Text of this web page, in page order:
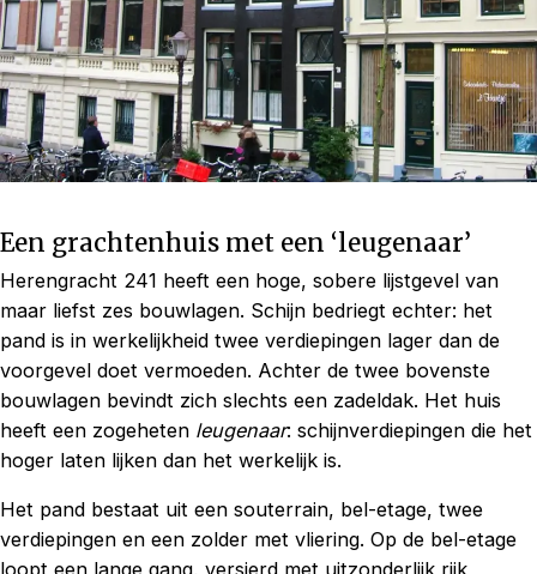
Een grachtenhuis met een ‘leugenaar’
Herengracht 241 heeft een hoge, sobere lijstgevel van
maar liefst zes bouwlagen. Schijn bedriegt echter: het
pand is in werkelijkheid twee verdiepingen lager dan de
voorgevel doet vermoeden. Achter de twee bovenste
bouwlagen bevindt zich slechts een zadeldak. Het huis
heeft een zogeheten leugenaar: schijnverdiepingen die het
hoger laten lijken dan het werkelijk is.
Het pand bestaat uit een souterrain, bel-etage, twee
verdiepingen en een zolder met vliering. Op de bel-etage